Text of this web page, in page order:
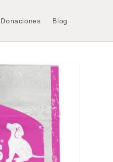
Donaciones Blog